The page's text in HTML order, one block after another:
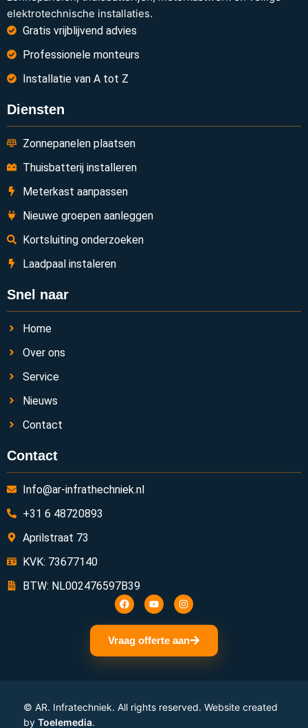
elektrotechnische installaties.
Gratis vrijblijvend advies
Professionele monteurs
Installatie van A tot Z
Diensten
Zonnepanelen plaatsen
Thuisbatterij installeren
Meterkast aanpassen
Nieuwe groepen aanleggen
Kortsluiting onderzoeken
Laadpaal instaleren
Snel naar
Home
Over ons
Service
Nieuws
Contact
Contact
Info@ar-infrathechniek.nl
+31 6 48720893
Aprilstraat 73
KVK: 73677140
BTW: NL002476597B39
Vraag offerte aan
© AR. Infratechniek. All rights reserved. Website created
by Toelemedia.